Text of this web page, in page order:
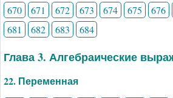
670
671 672 673 674 675 676
681
682 683 684
Глава 3. Алгебраические
22. Переменная